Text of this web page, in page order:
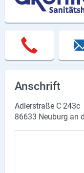
Anschrift
Adlerstraße C 243c
86633 Neuburg an
Freizeit
Online Shops
Neuburg App